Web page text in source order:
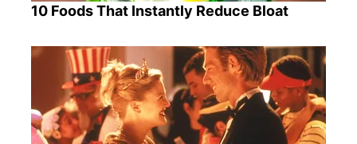
10 Foods That Instantly Reduce Bloat